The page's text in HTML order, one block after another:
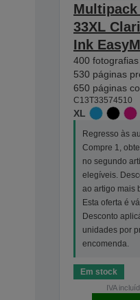
33XL
Ink
400
530 páginas
650 páginas
C13T33574510
XL
Regresso às
Compre 1,
no segundo
elegíveis.
ao artigo mais
Esta oferta é
Desconto
unidades por
encomenda.
Em stock
IVA